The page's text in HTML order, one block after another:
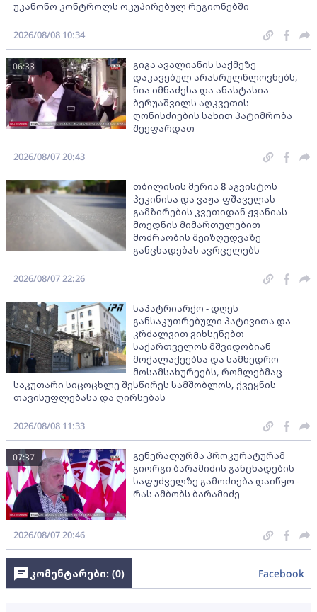
უკანონო კონტროლს ოკუპირებულ რეგიონებში
2026/08/08 10:34
გიგა ავალიანის საქმეზე
დაკავებულ არასრულწლოვნებს,
ნია იმნაძესა და ანასტასია
ბერუაშვილს აღკვეთის
ღონისძიების სახით პატიმრობა
შეეფარდათ
06:33
2026/08/07 20:43
თბილისის მერია 8 აგვისტოს
პეკინისა და ვაჟა-ფშაველას
გამზირების კვეთიდან ჟვანიას
მოედნის მიმართულებით
მოძრაობის შეიზღუდვაზე
განცხადებას ავრცელებს
2026/08/07 22:26
საპატრიარქო - დღეს
განსაკუთრებული პატივითა და
კრძალვით ვიხსენებთ
საქართველოს მშვიდობიან
მოქალაქეებსა და სამხედრო
მოსამსახურეებს, რომლებმაც
საკუთარი სიცოცხლე შესწირეს სამშობლოს, ქვეყნის
თავისუფლებასა და ღირსებას
2026/08/08 11:33
გენერალურმა პროკურატურამ
გიორგი ბარამიძის განცხადების
საფუძველზე გამოძიება დაიწყო -
რას ამბობს ბარამიძე
07:37
2026/08/07 20:46
კომენტარები: (0) Facebook